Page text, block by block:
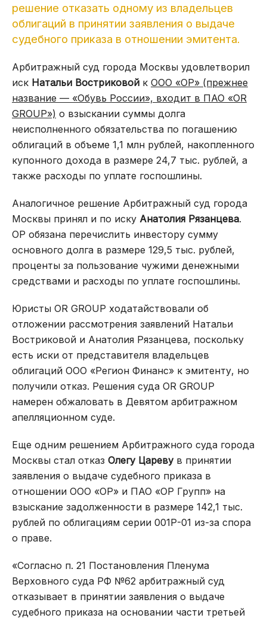
решение отказать одному из владельцев
облигаций в принятии заявления о выдаче
судебного приказа в отношении эмитента.
Арбитражный суд города Москвы удовлетворил
иск Натальи Востриковой к ООО «ОР» (прежнее
название — «Обувь России», входит в ПАО «OR
GROUP») о взыскании суммы долга
неисполненного обязательства по погашению
облигаций в объеме 1,1 млн рублей, накопленного
купонного дохода в размере 24,7 тыс. рублей, а
также расходы по уплате госпошлины.
Аналогичное решение Арбитражный суд города
Москвы принял и по иску Анатолия Рязанцева.
ОР обязана перечислить инвестору сумму
основного долга в размере 129,5 тыс. рублей,
проценты за пользование чужими денежными
средствами и расходы по уплате госпошлины.
Юристы OR GROUP ходатайствовали об
отложении рассмотрения заявлений Натальи
Востриковой и Анатолия Рязанцева, поскольку
есть иски от представителя владельцев
облигаций ООО «Регион Финанс» к эмитенту, но
получили отказ. Решения суда OR GROUP
намерен обжаловать в Девятом арбитражном
апелляционном суде.
Еще одним решением Арбитражного суда города
Москвы стал отказ Олегу Царевув принятии
заявления о выдаче судебного приказа в
отношении ООО «ОР» и ПАО «ОР Групп» на
взыскание задолженности в размере 142,1 тыс.
рублей по облигациям серии 001Р-01 из-за спора
о праве.
«Согласно п. 21 Постановления Пленума
Верховного суда РФ №62 арбитражный суд
отказывает в принятии заявления о выдаче
судебного приказа на основании части третьей